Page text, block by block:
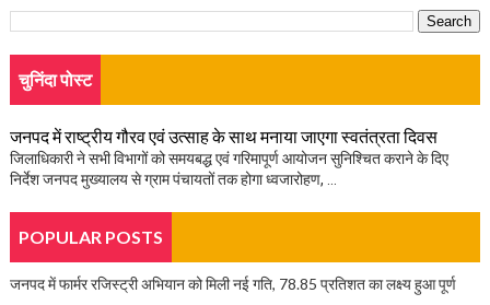
चुनिंदा पोस्ट
जनपद में राष्ट्रीय गौरव एवं उत्साह के साथ मनाया जाएगा स्वतंत्रता दिवस
जिलाधिकारी ने सभी विभागों को समयबद्ध एवं गरिमापूर्ण आयोजन सुनिश्चित कराने के दिए
निर्देश जनपद मुख्यालय से ग्राम पंचायतों तक होगा ध्वजारोहण, ...
POPULAR POSTS
जनपद में फार्मर रजिस्ट्री अभियान को मिली नई गति, 78.85 प्रतिशत का लक्ष्य हुआ पूर्ण